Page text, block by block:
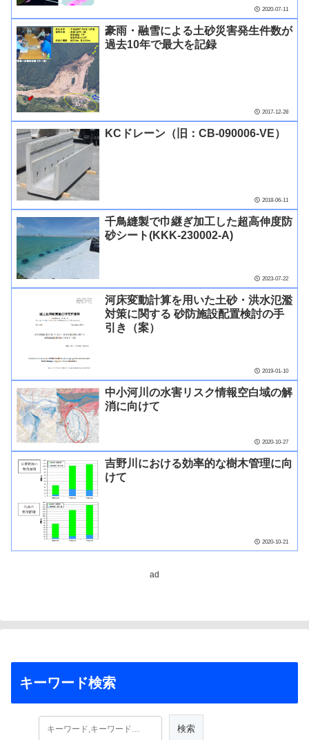
2020-07-11
豪雨・融雪による土砂災害発生件数が
過去10年で最大を記録
2017-12-28
KCドレーン（旧：CB-090006-VE）
2018-06-11
千鳥縫製で巾継ぎ加工した超高伸度防
砂シート(KKK-230002-A)
2023-07-22
河床変動計算を用いた土砂・洪水氾濫
対策に関する 砂防施設配置検討の手
引き（案）
2019-01-10
中小河川の水害リスク情報空白域の解
消に向けて
2020-10-27
吉野川における効率的な樹木管理に向
けて
2020-10-21
ad
キーワード検索